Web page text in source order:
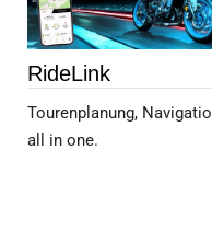
RideLink
Tourenplanung,
all in one.